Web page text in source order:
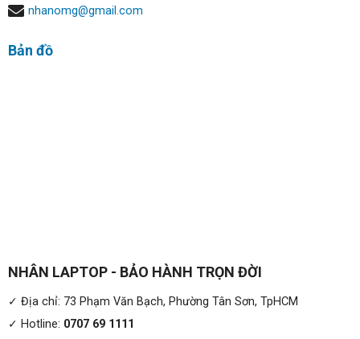
nhanomg@gmail.com
Bản đồ
NHÂN LAPTOP - BẢO HÀNH TRỌN ĐỜI
✓ Địa chỉ: 73 Phạm Văn Bạch, Phường Tân Sơn, TpHCM
✓ Hotline: 0707 69 1111